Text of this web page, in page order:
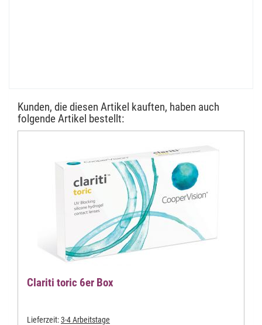
Kunden, die diesen Artikel kauften, haben auch
folgende Artikel bestellt:
Clariti toric 6er Box
Lieferzeit:3-4 Arbeitstage